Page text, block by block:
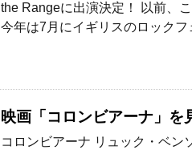
the Rangeに出演決定！ 以前、
今年は7月にイギリスのロック
映画「コロンビアーナ」を
コロンビアーナ リュック・ベン